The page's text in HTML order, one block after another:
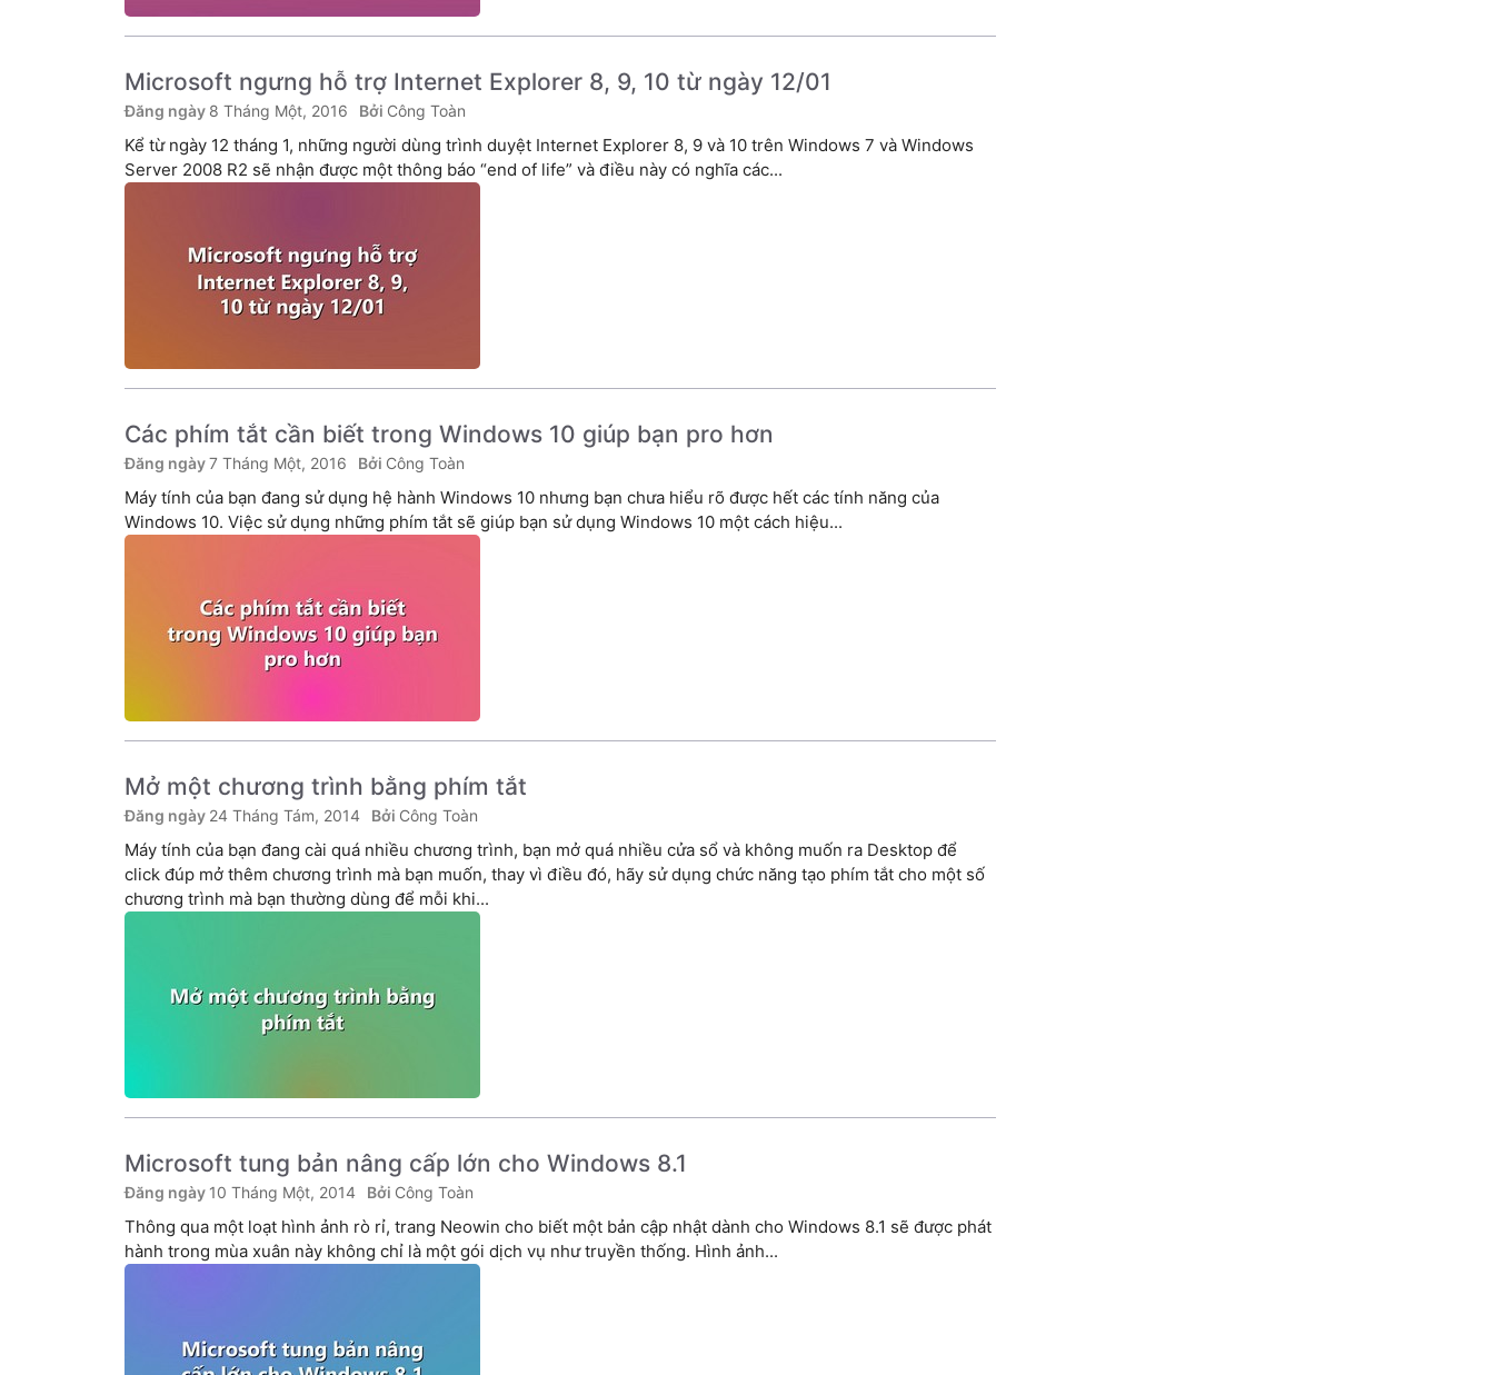
Microsoft ngưng hỗ trợ Internet Explorer 8, 9, 10 từ ngày 12/01
8 Tháng Một, 2016 Công Toàn
Kể từ ngày 12 tháng 1, những người dùng trình duyệt Internet Explorer 8, 9 và 10 trên Windows 7 và Windows
Server 2008 R2 sẽ nhận được một thông báo “end of life” và điều này có nghĩa các...
Các phím tắt cần biết trong Windows 10 giúp bạn pro hơn
7 Tháng Một, 2016 Công Toàn
Máy tính của bạn đang sử dụng hệ hành Windows 10 nhưng bạn chưa hiểu rõ được hết các tính năng của
Windows 10. Việc sử dụng những phím tắt sẽ giúp bạn sử dụng Windows 10 một cách hiệu...
Mở một chương trình bằng phím tắt
24 Tháng Tám, 2014 Công Toàn
Máy tính của bạn đang cài quá nhiều chương trình, bạn mở quá nhiều cửa sổ và không muốn ra Desktop để
click đúp mở thêm chương trình mà bạn muốn, thay vì điều đó, hãy sử dụng chức năng tạo phím tắt cho một số
chương trình mà bạn thường dùng để mỗi khi...
Microsoft tung bản nâng cấp lớn cho Windows 8.1
10 Tháng Một, 2014 Công Toàn
Thông qua một loạt hình ảnh rò rỉ, trang Neowin cho biết một bản cập nhật dành cho Windows 8.1 sẽ được phát
hành trong mùa xuân này không chỉ là một gói dịch vụ như truyền thống. Hình ảnh...